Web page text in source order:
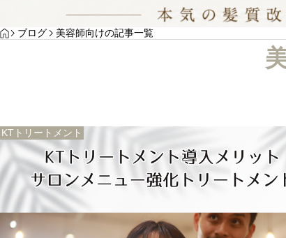
高
美容室の客単価アップにつながる予約メニュ
美
の
YOGA
HOME
ブログ 美容師向けの記事一覧
KTトリートメント